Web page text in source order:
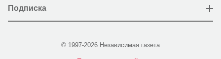
Подписка
© 1997-2026 Независимая газета